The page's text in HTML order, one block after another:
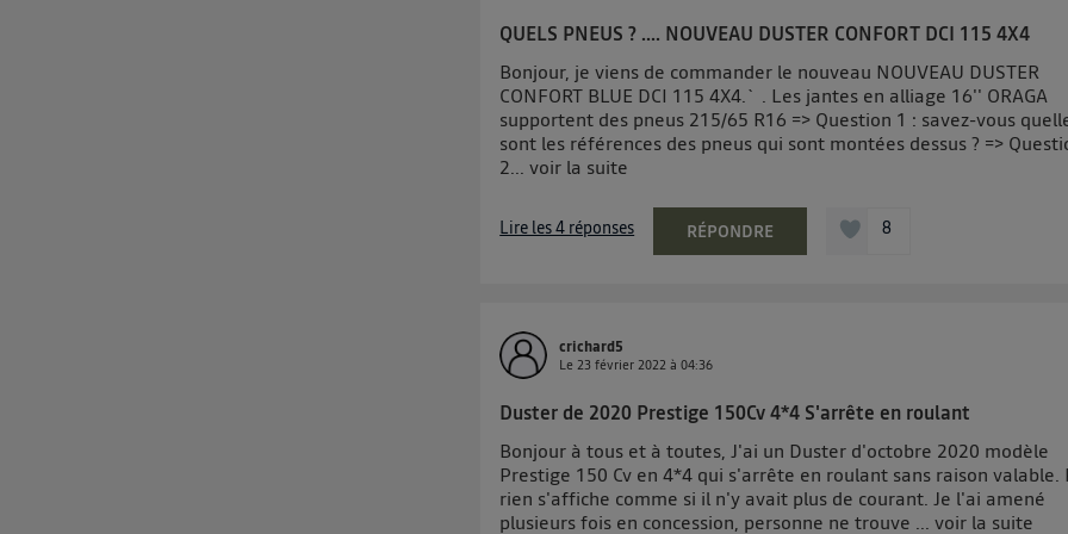
QUELS PNEUS ? .... NOUVEAU DUSTER CONFORT DCI 115 4X4
Bonjour, je viens de commander le nouveau NOUVEAU DUSTER
CONFORT BLUE DCI 115 4X4.` . Les jantes en alliage 16'' ORAGA
supportent des pneus 215/65 R16 => Question 1 : savez-vous
sont les références des pneus qui sont montées dessus ? =>
2...voir la suite
Lire les 4 réponses RÉPONDRE 8
crichard5
Le23 février 2022 à04:36
Duster de 2020 Prestige 150Cv 4*4 S'arrête en roulant
Bonjour à tous et à toutes, J'ai un Duster d'octobre 2020 modèle
Prestige 150 Cv en 4*4 qui s'arrête en roulant sans raison valable.
rien s'affiche comme si il n'y avait plus de courant. Je l'ai amené
plusieurs fois en concession, personne ne trouve ...voir la suite